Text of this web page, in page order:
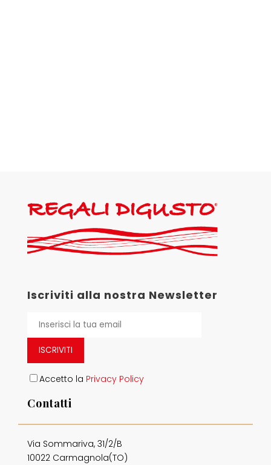
Iscriviti alla nostra Newsletter
ISCRIVITI
Accetto la Privacy Policy
Contatti
Via Sommariva, 31/2/B
10022 Carmagnola(TO)